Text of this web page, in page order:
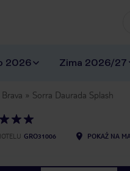
2026 Zima 2026/27
Sorra Daurada Splash
GRO31006 POKAŻ NA